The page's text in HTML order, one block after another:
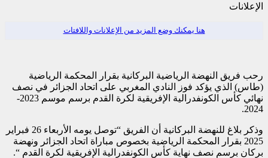
الإعلانات
هنا يمكنك وضع المزيد من الإعلانات واللافتات
رحب فريق النهضة الرياضية البركانية بقرار المحكمة الرياضية
(طاس) الذي يؤكد فوز النادي المغربي على اتحاد الجزائر في نصف
نهائي كأس الكونفدرالية الإفريقية لكرة القدم برسم موسم 2023-
2024.
وذكر بلاغ للنهضة البركانية أن الفريق “توصل يومه الأربعاء 26 فبراير
2025 بقرار المحكمة الرياضية بخصوص مباراة اتحاد الجزائر ونهضة
بركان برسم نصف نهاية كأس الكونفدرالية الإفريقية لكرة القدم “.